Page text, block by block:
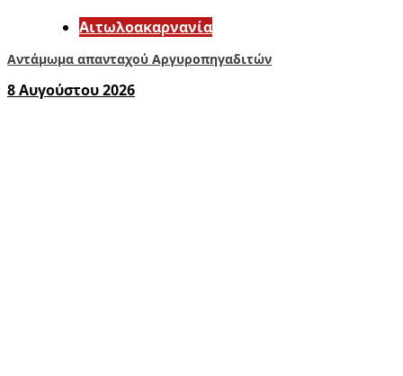
Αιτωλοακαρνανία
Αντάμωμα απανταχού Αργυροπηγαδιτών
8 Αυγούστου 2026